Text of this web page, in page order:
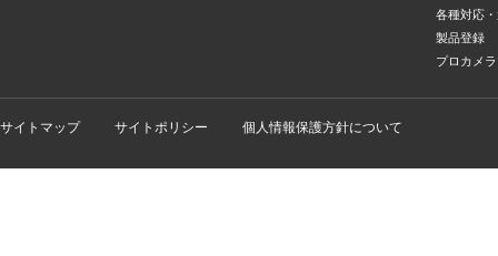
各種対応
製品登録
プロカメ
サイトマップ サイトポリシー 個人情報保護方針について